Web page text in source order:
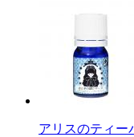
アリスのティー